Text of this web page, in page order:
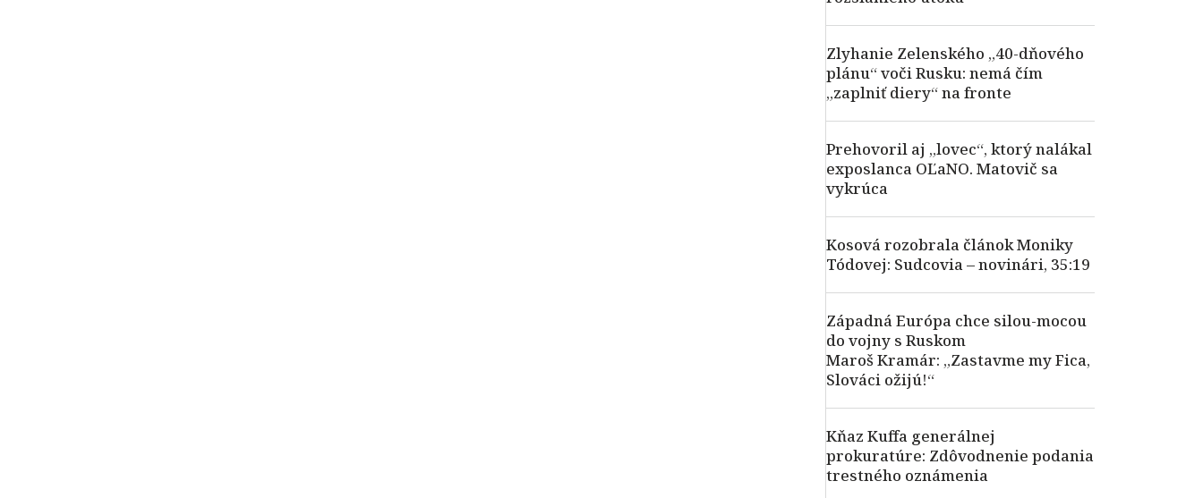
Zlyhanie Zelenského „40-dňového
plánu“ voči Rusku: nemá čím
„zaplniť diery“ na fronte
Prehovoril aj „lovec“, ktorý nalákal
exposlanca OĽaNO. Matovič sa
vykrúca
Kosová rozobrala článok Moniky
Tódovej: Sudcovia – novinári, 35:19
Západná Európa chce silou-mocou
do vojny s Ruskom
Maroš Kramár: „Zastavme my Fica,
Slováci ožijú!“
Kňaz Kuffa generálnej
prokuratúre: Zdôvodnenie podania
trestného oznámenia